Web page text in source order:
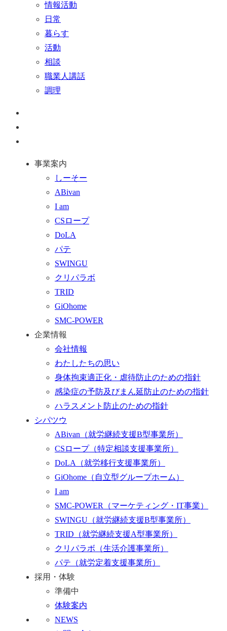
情報活動
日常
暮らす
活動
相談
職業人講話
調理
事業案内
しーそー
ABivan
I am
CSロープ
DoLA
パテ
SWINGU
クリパラボ
TRID
GiOhome
SMC-POWER
企業情報
会社情報
わたしたちの思い
身体拘束適正化・虐待防止のための指針
感染症の予防及びまん延防止のための指針
ハラスメント防止のための指針
シパツウ
ABivan （就労継続支援B型事業所）
CSロープ （特定相談支援事業所）
DoLA （就労移行支援事業所）
GiOhome （自立型グループホーム）
I am
SMC-POWER （マーケティング・IT事業）
SWINGU （就労継続支援B型事業所）
TRID （就労継続支援A型事業所）
クリパラボ （生活介護事業所）
パテ （就労定着支援事業所）
採用・体験
準備中
体験案内
NEWS